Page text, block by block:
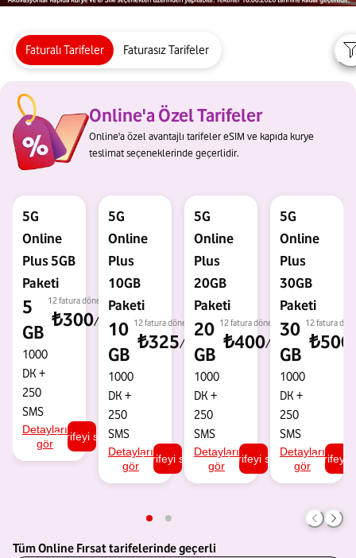
Faturalı Tarifeler Faturasız Tarifeler
Online'a Özel Tarifeler
Online'a özel avantajlı tarifeler eSIM ve kapıda kurye
teslimat seçeneklerinde geçerlidir.
5G
Online
Plus 5GB
Paketi
5
GB
1000
DK +
250
SMS
₺300/ay
12 fatura dönemi
Detayları
gör
Tarifeyi seç
5G
Online
Plus
10GB
Paketi
10
GB
1000
DK +
250
SMS
₺325/ay
12 fatura dönemi
Detayları
gör
Tarifeyi seç
5G
Online
Plus
20GB
Paketi
20
GB
1000
DK +
250
SMS
₺400/ay
12 fatura dönemi
Detayları
gör
Tarifeyi seç
5G
Online
Plus
30GB
Paketi
30
GB
1000
DK +
250
SMS
₺500
12 fatura
Detayları
gör
Tarifeyi
Tüm Online Fırsat tarifelerinde geçerli